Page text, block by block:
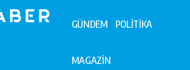
GÜNDEM POLİTİKA
MAGAZİN